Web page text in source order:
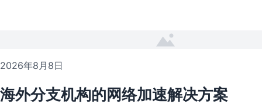
2026年8月8日
海外分支机构的网络加速解决方案